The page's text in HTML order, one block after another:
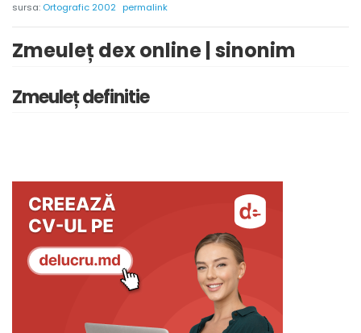
sursa: Ortografic 2002 permalink
Zmeuleț dex online | sinonim
Zmeuleț definitie